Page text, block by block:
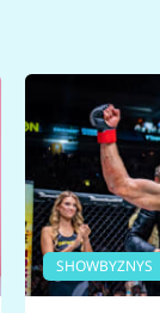
SHOWBYZNYS